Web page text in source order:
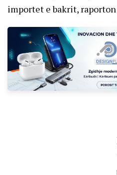
importet e bakrit,